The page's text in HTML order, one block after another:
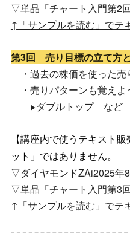
▽単品「チャート入門第2
↑「サンプルを読む」でテ
第3回 売り目標の立て方
・過去の株価を使った売
・売りパターンも覚えよ
▶ ダブルトップ など
【講座内で使うテキスト
ット」ではありません。
▽ダイヤモンドZAi2025年
▽単品「チャート入門第3
↑「サンプルを読む」でテ